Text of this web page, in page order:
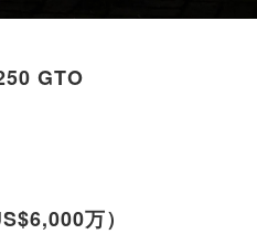
GTO
万）